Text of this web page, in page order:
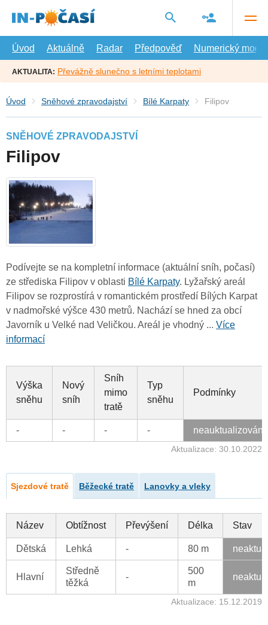
hlavní
Úvod
Aktuálně Radar Předpověď Numerický model
AKTUALITA: Převážně slunečno s letními teplotami
Úvod Sněhové zpravodajství Bílé Karpaty Filipov
SNĚHOVÉ ZPRAVODAJSTVÍ
Filipov
Podívejte se na kompletní informace (aktuální sníh, počasí)
ze střediska Filipov v oblasti Bílé Karpaty. Lyžařský areál
Filipov se rozprostírá v romantickém prostředí Bílých Karpat
v nadmořské výšce 430 metrů. Nachází se hned za obcí
Javorník u Velké nad Veličkou. Areál je vhodný ... Více
informací
Výška
sněhu
Nový
sníh
Sníh
mimo
tratě
Typ
sněhu
Podmínky
- - - - neauktualizováno
Aktualizace: 30.10.2022
Sjezdové tratě Běžecké tratě Lanovky a vleky
Název Obtížnost Převýšení Délka Stav
Dětská Lehká - 80 m
Hlavní
Středně
těžká
-
500
m
Aktualizace: 15.12.2019